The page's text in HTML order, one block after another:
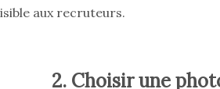
aux recruteurs.
2. Choisir une